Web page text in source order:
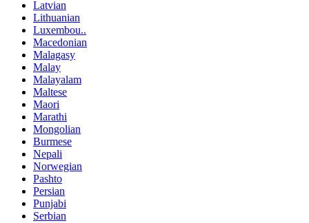
Latvian
Lithuanian
Luxembou..
Macedonian
Malagasy
Malay
Malayalam
Maltese
Maori
Marathi
Mongolian
Burmese
Nepali
Norwegian
Pashto
Persian
Punjabi
Serbian